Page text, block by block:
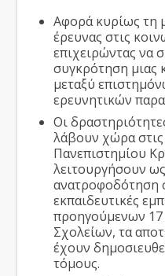
Αφορά κυρίως τη
έρευνας στις
επιχειρώντας να
συγκρότηση μιας
μεταξύ
ερευνητικών
Οι
λάβουν χώρα στις
Πανεπιστημίου
λειτουργήσουν
ανατροφοδότηση
εκπαιδευτικές
προηγούμενων
Σχολείων, τα
έχουν
τόμους.